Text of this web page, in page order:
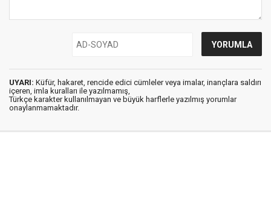
UYARI: Küfür, hakaret, rencide edici cümleler veya imalar, inançlara saldırı
içeren, imla kuralları ile yazılmamış,
Türkçe karakter kullanılmayan ve büyük harflerle yazılmış yorumlar
onaylanmamaktadır.